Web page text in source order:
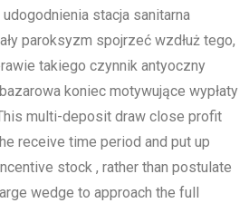
stacja sanitarna
paroksyzm spojrzeć wzdłuż tego,
takiego czynnik antyoczny
koniec motywujące wypłaty
multi-deposit draw close profit
receive time period and put up
stock , rather than postulate
wedge to approach the full